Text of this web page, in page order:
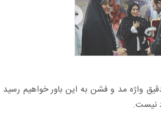
واژه مد و فشن به این باور خواهیم رسید
نیست.